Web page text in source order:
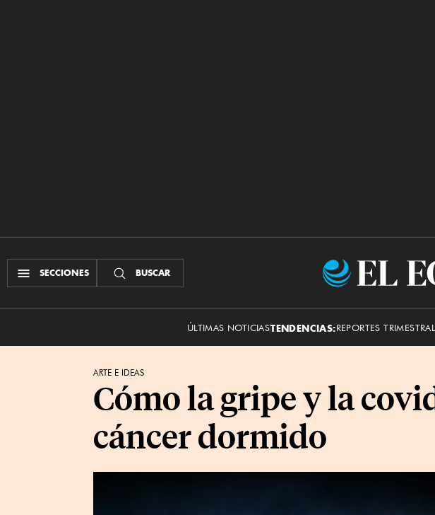
SECCIONES BUSCAR
ÚLTIMAS NOTICIASTENDENCIAS:REPORTES
ARTE E IDEAS
Cómo la gripe y la
cáncer dormido